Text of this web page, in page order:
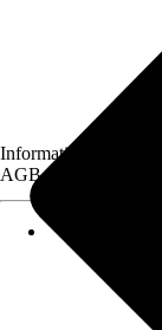
Informationen des
AGB, finden Sie bei